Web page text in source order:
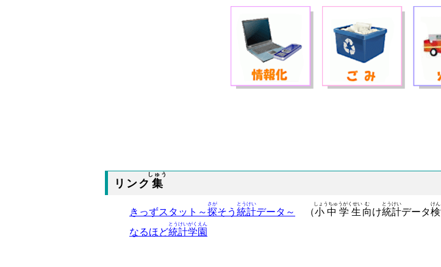
リンク 集
しゅう
きっずスタット～探
さが
そう 統計
とうけい
データ～ （小中学生
しょうちゅうがくせい
向
む
け統計
とうけい
データ
けん
なるほど統計学園
とうけいがくえん